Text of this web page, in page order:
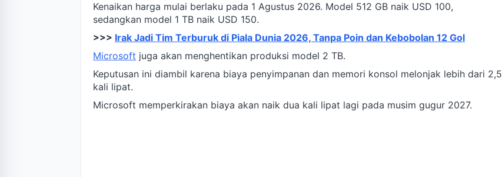
Kenaikan harga mulai berlaku pada 1 Agustus 2026. Model 512 GB naik USD 100,
sedangkan model 1 TB naik USD 150.
>>> Irak Jadi Tim Terburuk di Piala Dunia 2026, Tanpa Poin dan Kebobolan 12 Gol
Microsoft juga akan menghentikan produksi model 2 TB.
Keputusan ini diambil karena biaya penyimpanan dan memori konsol melonjak lebih dari 2,5
kali lipat.
Microsoft memperkirakan biaya akan naik dua kali lipat lagi pada musim gugur 2027.